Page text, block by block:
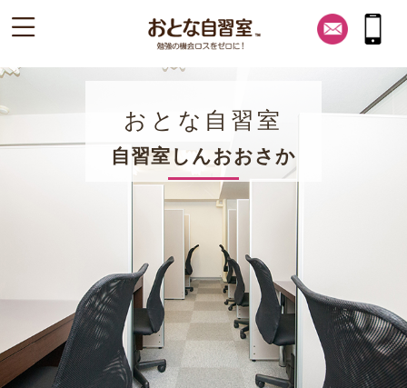
おとな自習室
自習室しんおおさか